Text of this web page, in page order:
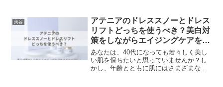
美容
アテニアのドレススノーとドレス
リフトどっちを使うべき？美白対
策をしながらエイジングケアをす
るならコレ！
あなたは、40代になっても若々しく美し
い肌を保ちたいと思っていませんか？し
かし、年齢とともに肌にはさまざまな変